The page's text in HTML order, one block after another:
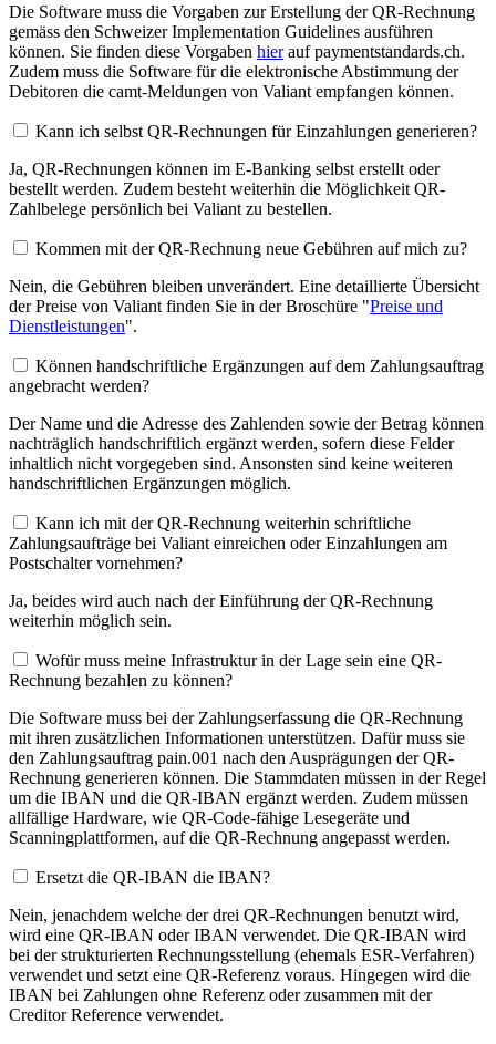
Die Software muss die Vorgaben zur Erstellung der QR-Rechnung
gemäss den Schweizer Implementation Guidelines ausführen
können. Sie finden diese Vorgaben hierauf paymentstandards.ch.
Zudem muss die Software für die elektronische Abstimmung der
Debitoren die camt-Meldungen von Valiant empfangen können.
Kann ich selbst QR-Rechnungen für Einzahlungen generieren?
Ja, QR-Rechnungen können im E-Banking selbst erstellt oder
bestellt werden. Zudem besteht weiterhin die Möglichkeit QR-
Zahlbelege persönlich bei Valiant zu bestellen.
Kommen mit der QR-Rechnung neue Gebühren auf mich zu?
Nein, die Gebühren bleiben unverändert. Eine detaillierte Übersicht
der Preise von Valiant finden Sie in der Broschüre "Preise und
Dienstleistungen".
Können handschriftliche Ergänzungen auf dem Zahlungsauftrag
angebracht werden?
Der Name und die Adresse des Zahlenden sowie der Betrag können
nachträglich handschriftlich ergänzt werden, sofern diese Felder
inhaltlich nicht vorgegeben sind. Ansonsten sind keine weiteren
handschriftlichen Ergänzungen möglich.
Kann ich mit der QR-Rechnung weiterhin schriftliche
Zahlungsaufträge bei Valiant einreichen oder Einzahlungen am
Postschalter vornehmen?
Ja, beides wird auch nach der Einführung der QR-Rechnung
weiterhin möglich sein.
Wofür muss meine Infrastruktur in der Lage sein eine QR-
Rechnung bezahlen zu können?
Die Software muss bei der Zahlungserfassung die QR-Rechnung
mit ihren zusätzlichen Informationen unterstützen. Dafür muss sie
den Zahlungsauftrag pain.001 nach den Ausprägungen der QR-
Rechnung generieren können. Die Stammdaten müssen in der Regel
um die IBAN und die QR-IBAN ergänzt werden. Zudem müssen
allfällige Hardware, wie QR-Code-fähige Lesegeräte und
Scanningplattformen, auf die QR-Rechnung angepasst werden.
Ersetzt die QR-IBAN die IBAN?
Nein, jenachdem welche der drei QR-Rechnungen benutzt wird,
wird eine QR-IBAN oder IBAN verwendet. Die QR-IBAN wird
bei der strukturierten Rechnungsstellung (ehemals ESR-Verfahren)
verwendet und setzt eine QR-Referenz voraus. Hingegen wird die
IBAN bei Zahlungen ohne Referenz oder zusammen mit der
Creditor Reference verwendet.